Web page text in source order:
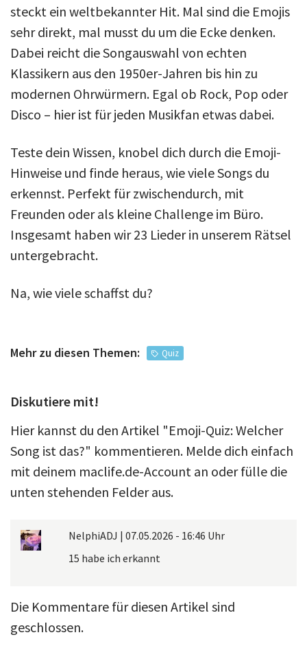
steckt ein weltbekannter Hit. Mal sind die Emojis
sehr direkt, mal musst du um die Ecke denken.
Dabei reicht die Songauswahl von echten
Klassikern aus den 1950er-Jahren bis hin zu
modernen Ohrwürmern. Egal ob Rock, Pop oder
Disco – hier ist für jeden Musikfan etwas dabei.
Teste dein Wissen, knobel dich durch die Emoji-
Hinweise und finde heraus, wie viele Songs du
erkennst. Perfekt für zwischendurch, mit
Freunden oder als kleine Challenge im Büro.
Insgesamt haben wir 23 Lieder in unserem Rätsel
untergebracht.
Na, wie viele schaffst du?
Mehr zu diesen Themen: Quiz
Diskutiere mit!
Hier kannst du den Artikel "Emoji-Quiz: Welcher
Song ist das?" kommentieren. Melde dich einfach
mit deinem maclife.de-Account an oder fülle die
unten stehenden Felder aus.
NelphiADJ | 07.05.2026 - 16:46 Uhr
15 habe ich erkannt
Die Kommentare für diesen Artikel sind
geschlossen.